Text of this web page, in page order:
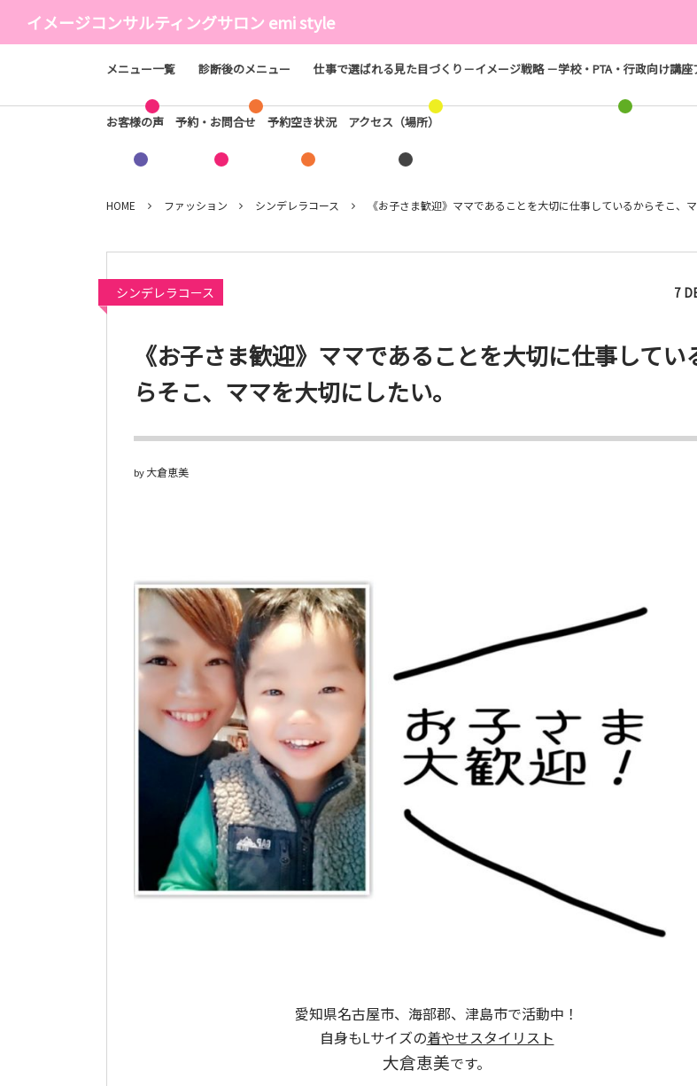
イメージコンサルティングサロン emi style
メニュー一覧 診断後のメニュー 仕事で選ばれる見た目づくり－イメージ戦略 －学校・PTA・行政向け講座
お客様の声 予約・お問合せ 予約空き状況 アクセス（場所）
HOME ファッション シンデレラコース 《お子さま歓迎》ママであることを大切に仕事しているからそこ、
シンデレラコース 7
《お子さま歓迎》ママであることを大切に仕事してい
らそこ、ママを大切にしたい。
by大倉恵美
愛知県名古屋市、海部郡、津島市で活動中！
自身もLサイズの着やせスタイリスト
大倉恵美です。